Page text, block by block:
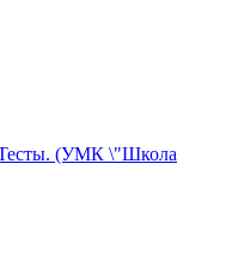
Тесты. (УМК \"Школа